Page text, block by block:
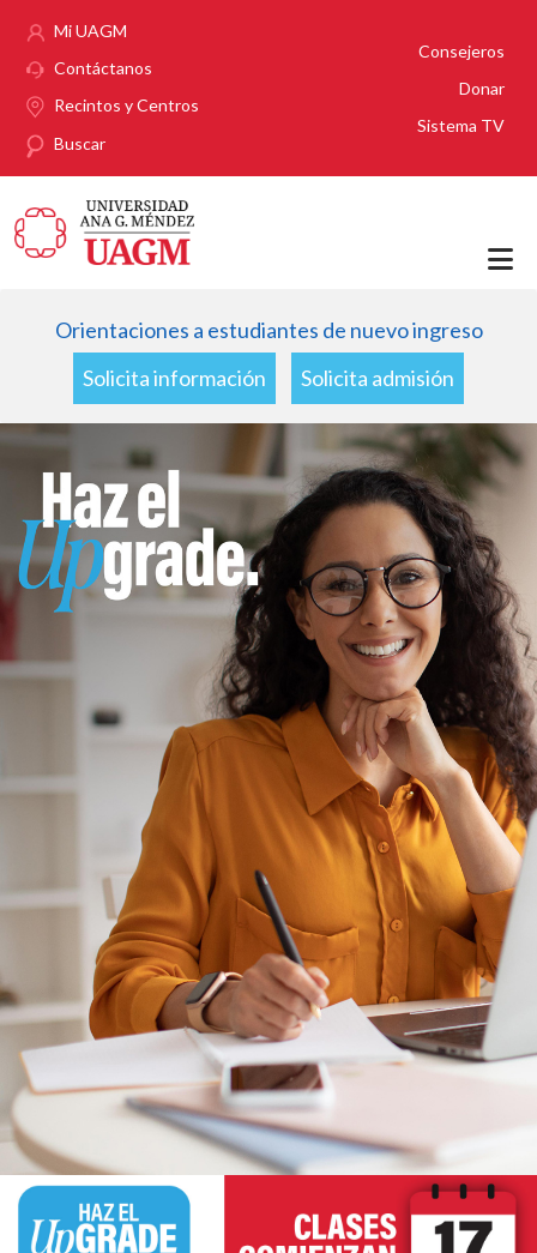
Mi UAGM
Contáctanos
Recintos y Centros
Buscar
Consejeros
Donar
Sistema TV
Orientaciones a estudiantes de nuevo ingreso
Solicita información
Solicita admisión